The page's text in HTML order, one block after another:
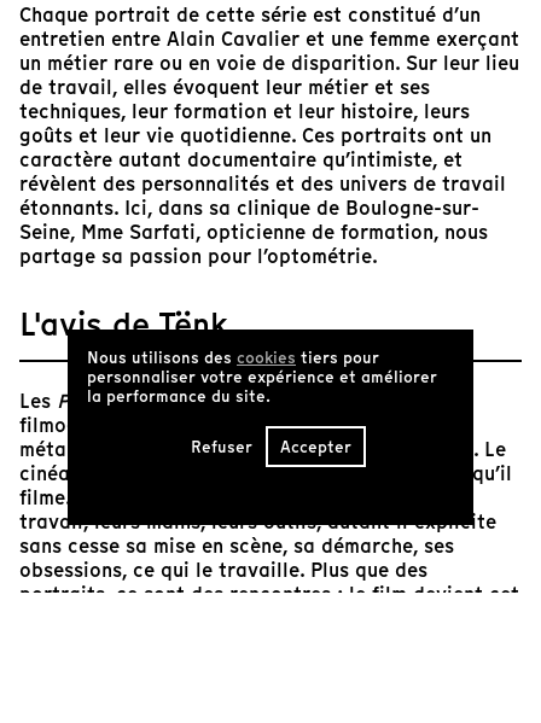
Chaque portrait de cette série est constitué d’un
entretien entre Alain Cavalier et une femme exerçant
un métier rare ou en voie de disparition. Sur leur lieu
de travail, elles évoquent leur métier et ses
techniques, leur formation et leur histoire, leurs
goûts et leur vie quotidienne. Ces portraits ont un
caractère autant documentaire qu’intimiste, et
révèlent des personnalités et des univers de travail
étonnants. Ici, dans sa clinique de Boulogne-sur-
Seine, Mme Sarfati, opticienne de formation, nous
partage sa passion pour l’optométrie.
L'avis de Tënk
Les Portraitssont une œuvre charnière dans la
filmographie de Cavalier et marquent la
métamorphose autobiographique de son cinéma. Le
cinéaste est un artisan, tout comme les femmes qu’il
filme. Autant le cinéaste s'attache à filmer leur
travail, leurs mains, leurs outils, autant il explicite
sans cesse sa mise en scène, sa démarche, ses
obsessions, ce qui le travaille. Plus que des
portraits, ce sont des rencontres : le film devient cet
Nous utilisons des cookies tiers pour
personnaliser votre expérience et améliorer
la performance du site.
Refuser Accepter